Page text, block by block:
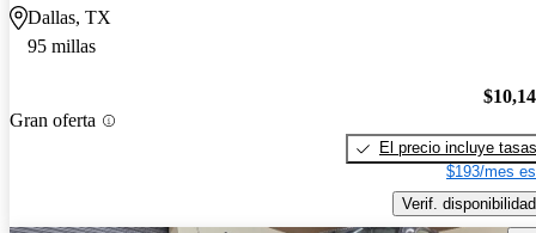
Dallas, TX
95 millas
Gran oferta
El precio incluye tasas
$193/mes
Verif. disponibilidad